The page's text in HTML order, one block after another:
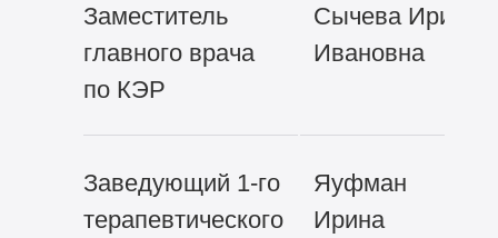
Заместитель
главного врача
по КЭР
Сычева Ирина
Ивановна
Заведующий 1-го
терапевтического
Яуфман
Ирина